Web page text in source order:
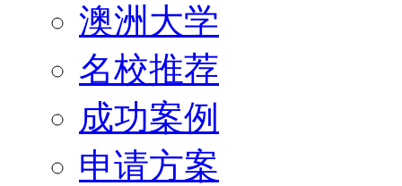
澳洲大学
名校推荐
成功案例
申请方案